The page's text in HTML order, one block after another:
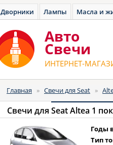
Дворники Лампы Масла и
Авто
Cвечи
ИНТЕРНЕТ-
Главная » Свечи для Seat »
Свечи для Seat Altea 1
Годы
Тип